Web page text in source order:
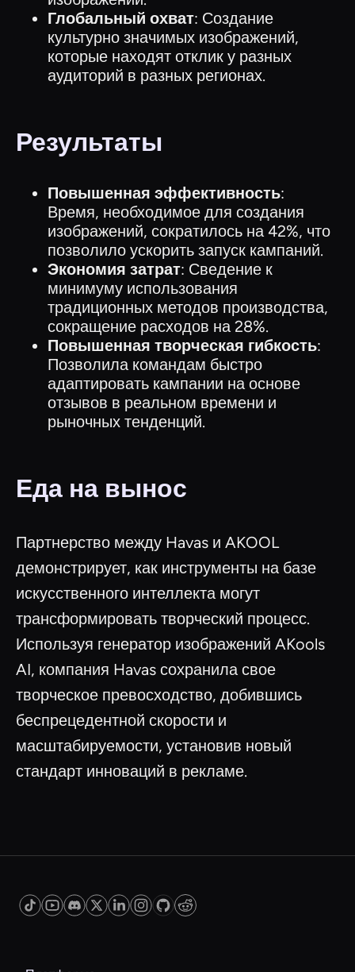
Глобальный охват: Создание
культурно значимых изображений,
которые находят отклик у разных
аудиторий в разных регионах.
Результаты
Повышенная эффективность:
Время, необходимое для создания
изображений, сократилось на 42%, что
позволило ускорить запуск кампаний.
Экономия затрат: Сведение к
минимуму использования
традиционных методов производства,
сокращение расходов на 28%.
Повышенная творческая гибкость:
Позволила командам быстро
адаптировать кампании на основе
отзывов в реальном времени и
рыночных тенденций.
Еда на вынос
Партнерство между Havas и AKOOL
демонстрирует, как инструменты на базе
искусственного интеллекта могут
трансформировать творческий процесс.
Используя генератор изображений AKools
AI, компания Havas сохранила свое
творческое превосходство, добившись
беспрецедентной скорости и
масштабируемости, установив новый
стандарт инноваций в рекламе.